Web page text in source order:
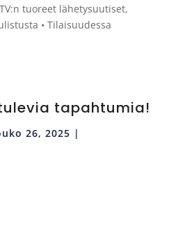
tuoreet lähetysuutiset,
• Tilaisuudessa
tapahtumia!
26, 2025 |